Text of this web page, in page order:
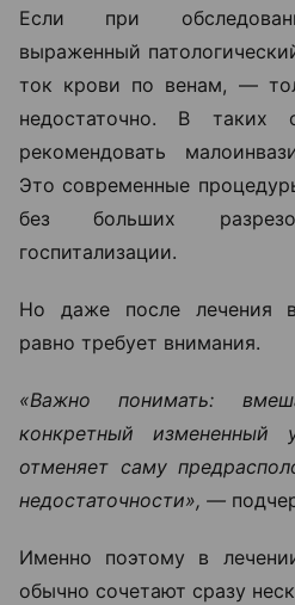
Если при
выраженный
ток крови по венам, —
недостаточно. В таких
рекомендовать
Это современные
без больших
госпитализации.
Но даже после лечения
равно требует внимания.
«Важно понимать:
конкретный
отменяет саму
недостаточности», —
Именно поэтому в
обычно сочетают сразу